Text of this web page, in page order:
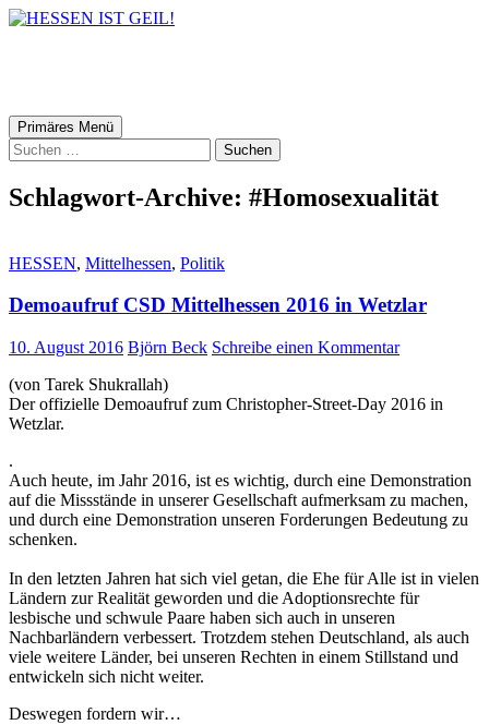
Suchen
Primäres Menü Zum
Inhalt
springen
Suchen
nach:
Schlagwort-Archive: #Homosexualität
HESSEN, Mittelhessen, Politik
Demoaufruf CSD Mittelhessen 2016 in Wetzlar
10. August 2016 Björn Beck Schreibe einen Kommentar
(von Tarek Shukrallah)
Der offizielle Demoaufruf zum Christopher-Street-Day 2016 in
Wetzlar.
.
Auch heute, im Jahr 2016, ist es wichtig, durch eine Demonstration
auf die Missstände in unserer Gesellschaft aufmerksam zu machen,
und durch eine Demonstration unseren Forderungen Bedeutung zu
schenken.
In den letzten Jahren hat sich viel getan, die Ehe für Alle ist in vielen
Ländern zur Realität geworden und die Adoptionsrechte für
lesbische und schwule Paare haben sich auch in unseren
Nachbarländern verbessert. Trotzdem stehen Deutschland, als auch
viele weitere Länder, bei unseren Rechten in einem Stillstand und
entwickeln sich nicht weiter.
Deswegen fordern wir…